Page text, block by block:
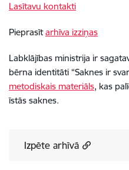
Lasītavu kontakti
Pieprasītarhīva izziņas
Labklājības ministrija ir
bērna identitāti “Saknes ir
metodiskais materiāls, kas
īstās saknes.
Izpēte arhīvā